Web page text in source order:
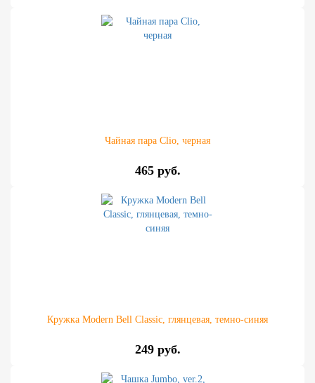
Чайная пара Clio, черная
465 руб.
Кружка Modern Bell Classic, глянцевая, темно-синяя
249 руб.